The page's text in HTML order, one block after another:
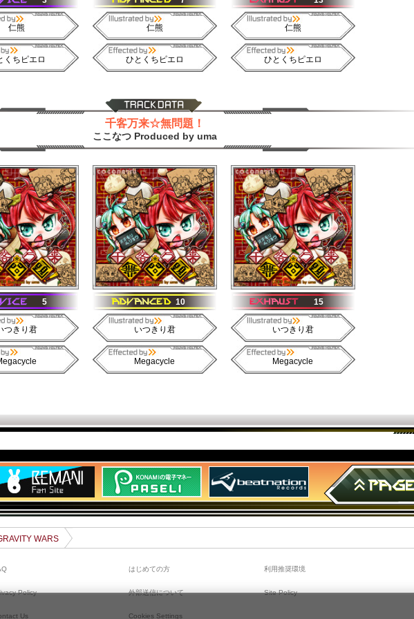
仁熊
くちピエロ
仁熊
ひとくちピエロ
仁熊
ひとくちピエロ
千客万来☆無問題！
ここなつ Produced by uma
5
つきり君
10
いつきり君
Megacycle
15
いつきり君
Megacycle
PAGE TOP
WARS
はじめての方 利用推奨環境
Policy 外部送信について Site Policy
Us Cookies Settings